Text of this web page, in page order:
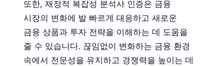
또한, 재정적 복잡성 분석사 인증은 금융
시장의 변화에 발 빠르게 대응하고 새로운
금융 상품과 투자 전략을 이해하는 데 도움을
줄 수 있습니다. 끊임없이 변화하는 금융 환경
속에서 전문성을 유지하고 경쟁력을 높이는 데